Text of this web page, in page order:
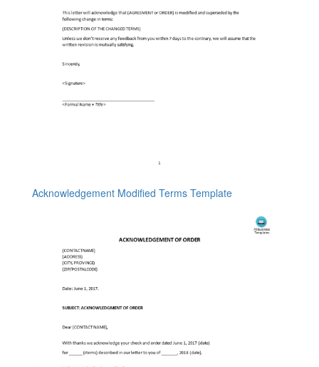
Acknowledgement Modified Terms Template